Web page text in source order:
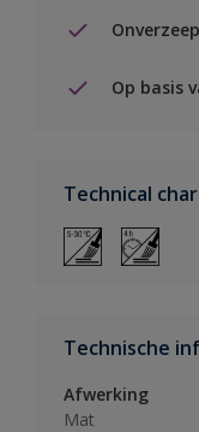
Op basis
Technical
Technische
Afwerking
Mat